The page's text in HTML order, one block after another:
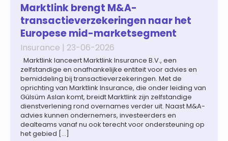
wereldwijd naar verwachting afnemen tot 1,3% in reële
termen in […]
Marktlink brengt M&A-
transactieverzekeringen naar het
Europese mid-marketsegment
Insurance | 23-06-2026
Marktlink lanceert Marktlink Insurance B.V., een
zelfstandige en onafhankelijke entiteit voor advies en
bemiddeling bij transactieverzekeringen. Met de
oprichting van Marktlink Insurance, die onder leiding van
Gülsüm Aslan komt, breidt Marktlink zijn zelfstandige
dienstverlening rond overnames verder uit. Naast M&A-
advies kunnen ondernemers, investeerders en
dealteams vanaf nu ook terecht voor ondersteuning op
het gebied […]